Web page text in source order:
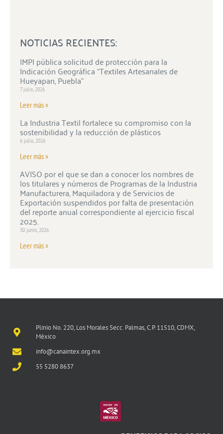
NOTICIAS RECIENTES:
IMPI pública solicitud de protección para la
Indicación Geográfica “Textiles Artesanales de
Hueyapan, Puebla”
7 julio, 2026
Leer más »
La Industria Textil fortalece su compromiso con la
sostenibilidad y la reducción de plásticos
6 julio, 2026
Leer más »
AVISO por el que se dan a conocer los nombres de
los titulares y números de Programas de la Industria
Manufacturera, Maquiladora y de Servicios de
Exportación suspendidos por falta de presentación
del reporte anual correspondiente al ejercicio fiscal
2025.
30 junio, 2026
Leer más »
Plinio No. 220, Los Morales Secc. Palmas, C.P. 11510, CDMX,
México
info@canaintex.org.mx
55 5280 8637